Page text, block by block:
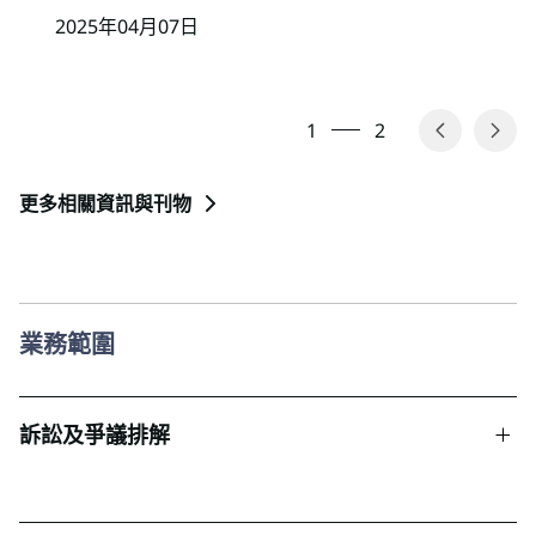
2025年04月07日
更多相關資訊與刊物
1 2
業務範圍
訴訟及爭議排解